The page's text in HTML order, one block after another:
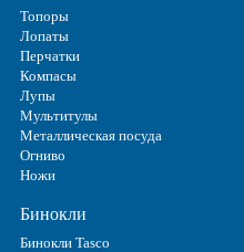
Топоры
Лопаты
Перчатки
Компасы
Лупы
Мультитулы
Металлическая посуда
Огниво
Ножи
Бинокли
Бинокли Tasco